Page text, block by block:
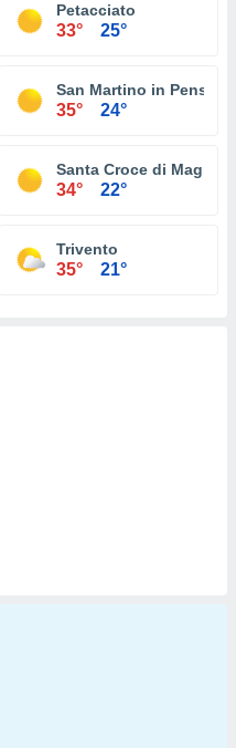
Petacciato
33° 25°
San Martino in Pensilis
35° 24°
Santa Croce di
34° 22°
Trivento
35° 21°